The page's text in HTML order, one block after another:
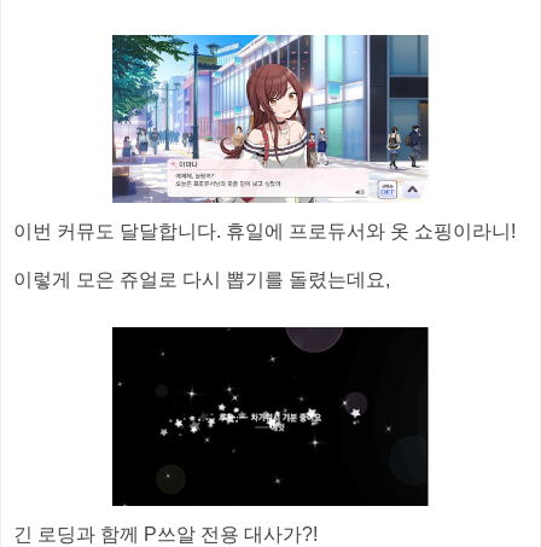
이번 커뮤도 달달합니다. 휴일에 프로듀서와 옷 쇼핑이라니!
이렇게 모은 쥬얼로 다시 뽑기를 돌렸는데요,
긴 로딩과 함께 P쓰알 전용 대사가?!